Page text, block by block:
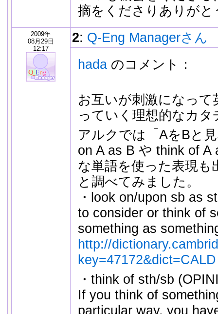
摘をくださりありが
2009年
08月29日
12:17
2: Q-Eng Managerさん
hadaのコメント：
お互いが刺激になって
っていく理想的なカ
アルクでは「AをBと
on A as B や think of A
な単語を使った表現
と調べてみました。
・look on/upon sb as
to consider or think of
something as
http://
key=47172&dict=CALD
・think of sth/sb
If you think of
particular way, you